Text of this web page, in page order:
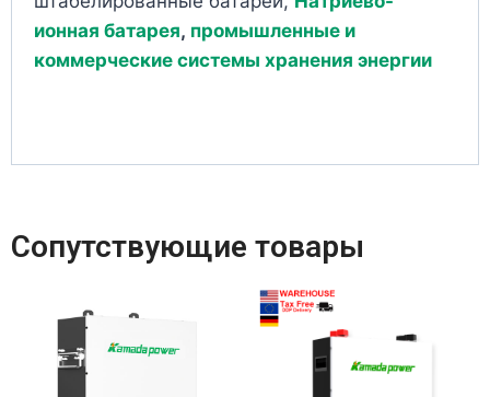
ионная батарея, промышленные и
коммерческие системы хранения энергии
Сопутствующие товары